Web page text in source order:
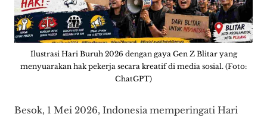
Ilustrasi Hari Buruh 2026 dengan gaya Gen Z Blitar yang
menyuarakan hak pekerja secara kreatif di media sosial. (Foto:
ChatGPT)
Besok, 1 Mei 2026, Indonesia memperingati Hari